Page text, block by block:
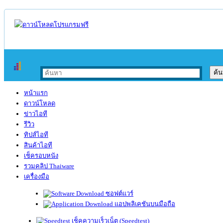
หน้าแรก
ดาวน์โหลด
ข่าวไอที
รีวิว
ทิปส์ไอที
สินค้าไอที
เช็ครอบหนัง
รวมคลิป Thaiware
เครื่องมือ
ซอฟต์แวร์
แอปพลิเคชันบนมือถือ
เช็คความเร็วเน็ต (Speedtest)